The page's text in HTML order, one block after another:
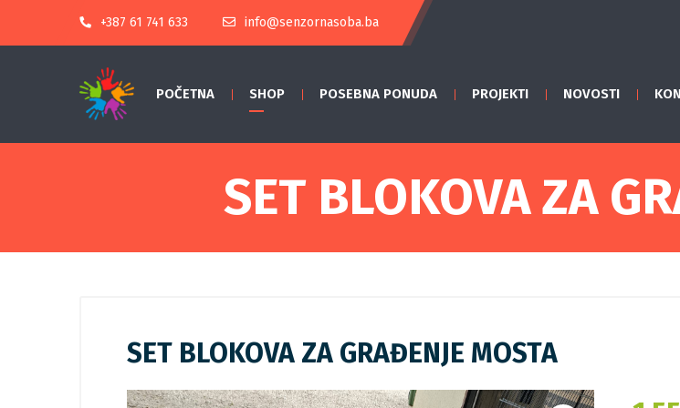
+387 61 741 633 info@senzornasoba.ba
POČETNA SHOP POSEBNA PONUDA PROJEKTI NOVOSTI
SET BLOKOVA ZA
SET BLOKOVA ZA GRAĐENJE MOSTA